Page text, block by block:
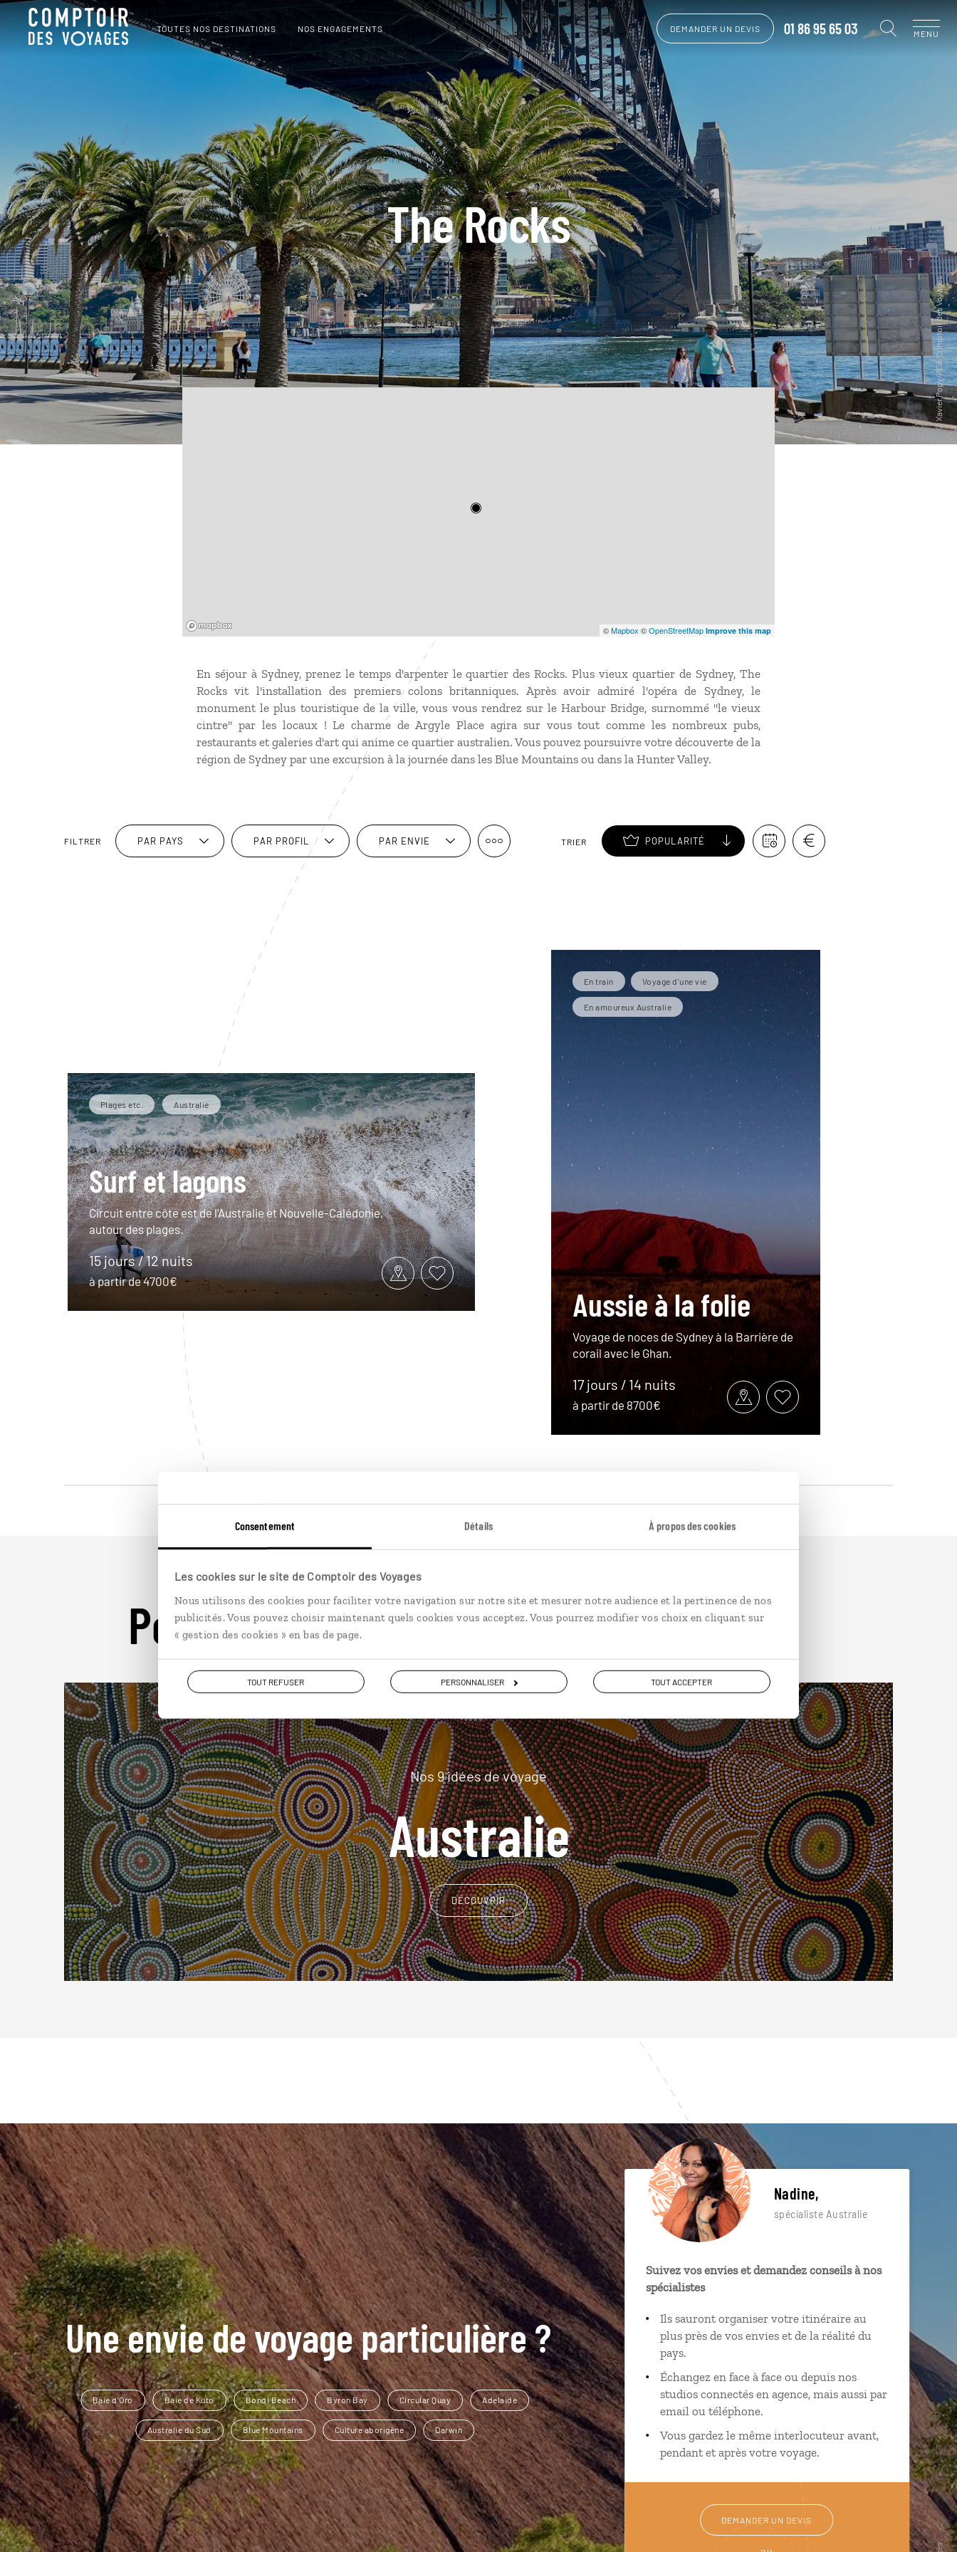
Consentement Détails À propos des cookies
Les cookies sur le site de Comptoir des Voyages
Nous utilisons des cookies pour faciliter votre navigation sur notre site et mesurer notre audience et la pertinence de nos
publicités. Vous pouvez choisir maintenant quels cookies vous acceptez. Vous pourrez modifier vos choix en cliquant sur
« gestion des cookies » en bas de page.
TOUT REFUSER PERSONNALISER TOUT ACCEPTER
TOUTES NOS DESTINATIONS NOS ENGAGEMENTS DEMANDER UN DEVIS 01 86 95 65 03 MENU
The Rocks
©Mapbox ©OpenStreetMap Improve this map
En séjour à Sydney, prenez le temps d'arpenter le quartier des Rocks. Plus vieux quartier de Sydney, The
Rocks vit l'installation des premiers colons britanniques. Après avoir admiré l'opéra de Sydney, le
monument le plus touristique de la ville, vous vous rendrez sur le Harbour Bridge, surnommé "le vieux
cintre" par les locaux ! Le charme de Argyle Place agira sur vous tout comme les nombreux pubs,
restaurants et galeries d'art qui anime ce quartier australien. Vous pouvez poursuivre votre découverte de la
région de Sydney par une excursion à la journée dans les Blue Mountains ou dans la Hunter Valley.
FILTRER PAR PAYS PAR PROFIL PAR ENVIE TRIER POPULARITÉ
Plages etc. Australie
Surf et lagons
Circuit entre côte est de l’Australie et Nouvelle-Calédonie,
autour des plages.
15 jours / 12 nuits
à partir de 4700€
En train Voyage d'une vie
En amoureux Australie
Aussie à la folie
Voyage de noces de Sydney à la Barrière de
corail avec le Ghan.
17 jours / 14 nuits
à partir de 8700€
Pour aller plus loin
Nos 9 idées de voyage
Australie
DÉCOUVRIR
Une envie de voyage particulière ?
Baie d’Oro Baie de Kuto Bondi Beach Byron Bay Circular Quay Adelaïde
Australie du Sud Blue Mountains Culture aborigène Darwin
Nadine,
spécialiste Australie
Suivez vos envies et demandez conseils à nos
spécialistes
Ils sauront organiser votre itinéraire au
plus près de vos envies et de la réalité du
pays.
Échangez en face à face ou depuis nos
studios connectés en agence, mais aussi par
email ou téléphone.
Vous gardez le même interlocuteur avant,
pendant et après votre voyage.
DEMANDER UN DEVIS